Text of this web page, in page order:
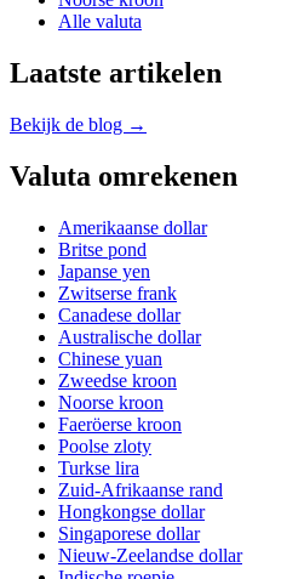
Alle valuta
Laatste artikelen
Bekijk de blog →
Valuta omrekenen
Amerikaanse dollar
Britse pond
Japanse yen
Zwitserse frank
Canadese dollar
Australische dollar
Chinese yuan
Zweedse kroon
Noorse kroon
Faeröerse kroon
Poolse zloty
Turkse lira
Zuid-Afrikaanse rand
Hongkongse dollar
Singaporese dollar
Nieuw-Zeelandse dollar